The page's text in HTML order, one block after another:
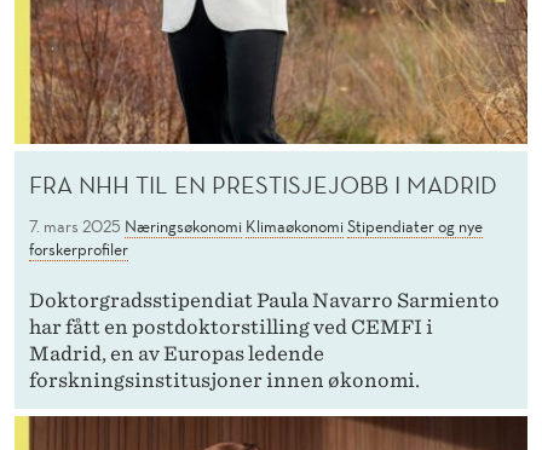
FRA NHH TIL EN PRESTISJEJOBB I MADRID
7. mars 2025 Næringsøkonomi Klimaøkonomi Stipendiater og nye
forskerprofiler
Doktorgradsstipendiat Paula Navarro Sarmiento
har fått en postdoktorstilling ved CEMFI i
Madrid, en av Europas ledende
forskningsinstitusjoner innen økonomi.